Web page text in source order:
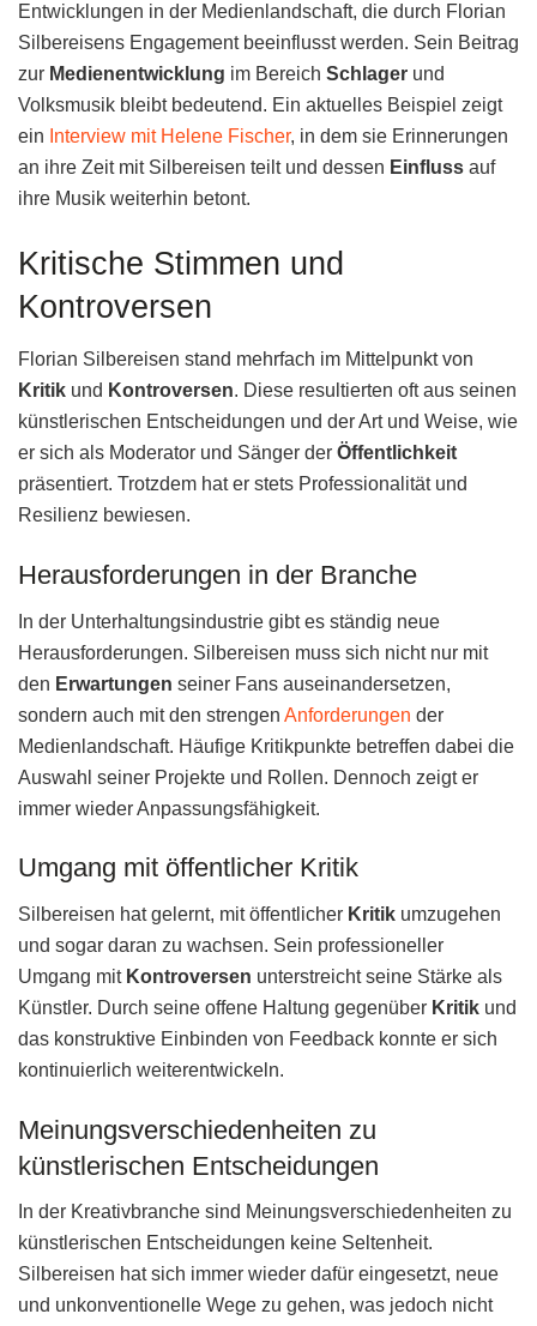
Entwicklungen in der Medienlandschaft, die durch Florian
Silbereisens Engagement beeinflusst werden. Sein Beitrag
zur Medienentwicklung im Bereich Schlager und
Volksmusik bleibt bedeutend. Ein aktuelles Beispiel zeigt
ein Interview mit Helene Fischer, in dem sie Erinnerungen
an ihre Zeit mit Silbereisen teilt und dessen Einfluss auf
ihre Musik weiterhin betont.
Kritische Stimmen und
Kontroversen
Florian Silbereisen stand mehrfach im Mittelpunkt von
Kritik und Kontroversen. Diese resultierten oft aus seinen
künstlerischen Entscheidungen und der Art und Weise, wie
er sich als Moderator und Sänger der Öffentlichkeit
präsentiert. Trotzdem hat er stets Professionalität und
Resilienz bewiesen.
Herausforderungen in der Branche
In der Unterhaltungsindustrie gibt es ständig neue
Herausforderungen. Silbereisen muss sich nicht nur mit
den Erwartungen seiner Fans auseinandersetzen,
sondern auch mit den strengen Anforderungen der
Medienlandschaft. Häufige Kritikpunkte betreffen dabei die
Auswahl seiner Projekte und Rollen. Dennoch zeigt er
immer wieder Anpassungsfähigkeit.
Umgang mit öffentlicher Kritik
Silbereisen hat gelernt, mit öffentlicher Kritik umzugehen
und sogar daran zu wachsen. Sein professioneller
Umgang mit Kontroversen unterstreicht seine Stärke als
Künstler. Durch seine offene Haltung gegenüber Kritik und
das konstruktive Einbinden von Feedback konnte er sich
kontinuierlich weiterentwickeln.
Meinungsverschiedenheiten zu
künstlerischen Entscheidungen
In der Kreativbranche sind Meinungsverschiedenheiten zu
künstlerischen Entscheidungen keine Seltenheit.
Silbereisen hat sich immer wieder dafür eingesetzt, neue
und unkonventionelle Wege zu gehen, was jedoch nicht